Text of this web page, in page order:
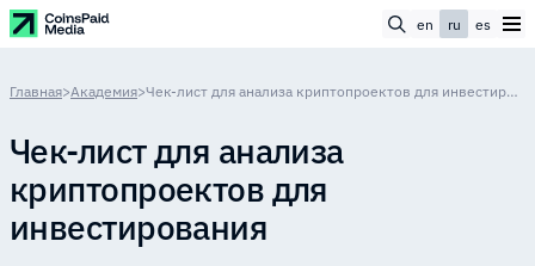
en ru es
Главная>Академия> Чек-лист для анализа криптопроектов для инвестирования
Чек-лист для анализа
криптопроектов для
инвестирования